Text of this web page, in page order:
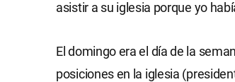
asistir a su iglesia porque yo
El domingo era el día de la
posiciones en la iglesia